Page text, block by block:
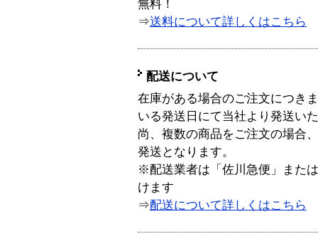
無料！
⇒送料について詳しくはこちら
配送について
在庫がある場合のご注文につき
いる発送日にて当社より発送い
尚、複数の商品をご注文の場合
発送となります。
※配送業者は「佐川急便」また
けます
⇒配送について詳しくはこちら